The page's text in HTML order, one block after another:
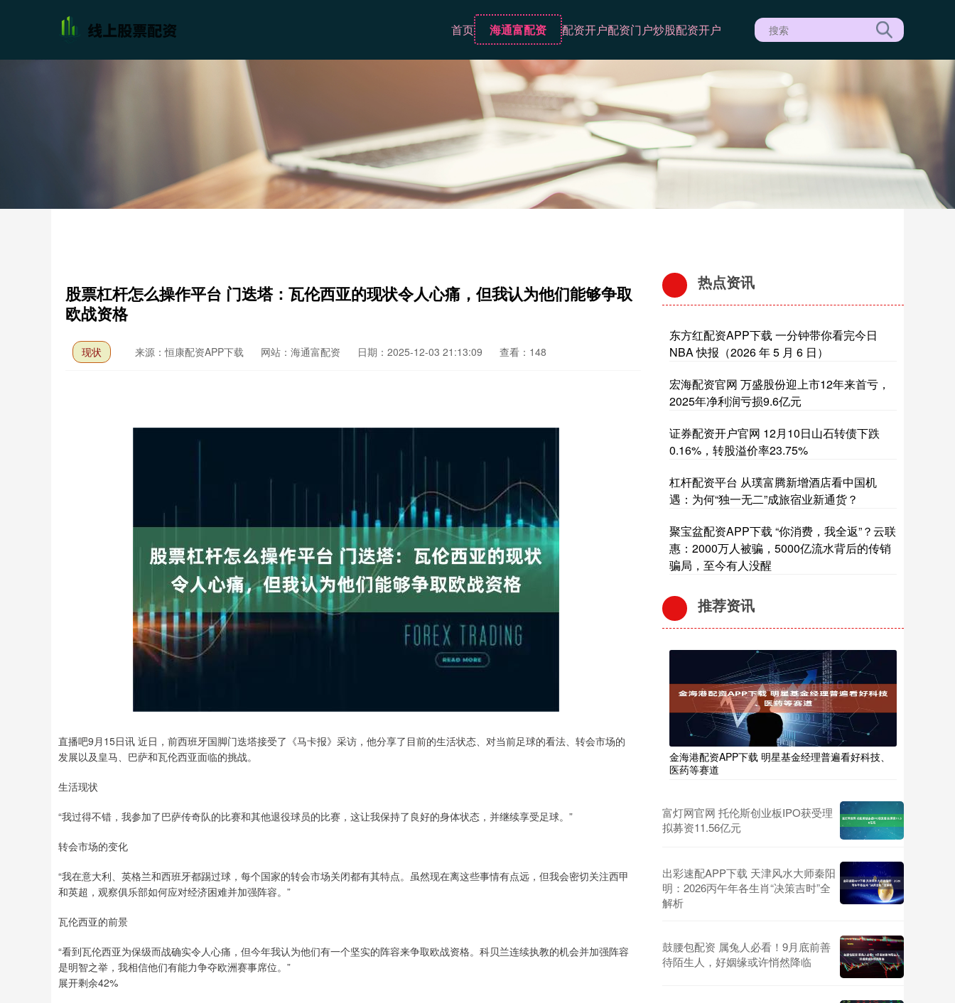
首页 海通富配资 配资开户配资门户炒股配资开户
股票杠杆怎么操作平台 门迭塔：瓦伦西亚的现状令人心痛，但我认为他们能够争取
欧战资格
现状 来源：恒康配资APP下载 网站：海通富配资 日期：2025-12-03 21:13:09 查看：148
直播吧9月15日讯 近日，前西班牙国脚门迭塔接受了《马卡报》采访，他分享了目前的生活状态、对当前足球的看法、转会市场的
发展以及皇马、巴萨和瓦伦西亚面临的挑战。
生活现状
“我过得不错，我参加了巴萨传奇队的比赛和其他退役球员的比赛，这让我保持了良好的身体状态，并继续享受足球。”
转会市场的变化
“我在意大利、英格兰和西班牙都踢过球，每个国家的转会市场关闭都有其特点。虽然现在离这些事情有点远，但我会密切关注西甲
和英超，观察俱乐部如何应对经济困难并加强阵容。”
瓦伦西亚的前景
“看到瓦伦西亚为保级而战确实令人心痛，但今年我认为他们有一个坚实的阵容来争取欧战资格。科贝兰连续执教的机会并加强阵容
是明智之举，我相信他们有能力争夺欧洲赛事席位。”
展开剩余42%
热点资讯
东方红配资APP下载 一分钟带你看完今日
NBA 快报（2026 年 5 月 6 日）
宏海配资官网 万盛股份迎上市12年来首亏，
2025年净利润亏损9.6亿元
证券配资开户官网 12月10日山石转债下跌
0.16%，转股溢价率23.75%
杠杆配资平台 从璞富腾新增酒店看中国机
遇：为何“独一无二”成旅宿业新通货？
聚宝盆配资APP下载 “你消费，我全返”？云联
惠：2000万人被骗，5000亿流水背后的传销
骗局，至今有人没醒
推荐资讯
金海港配资APP下载 明星基金经理普遍看好科技、
医药等赛道
富灯网官网 托伦斯创业板IPO获受理
拟募资11.56亿元
出彩速配APP下载 天津风水大师秦阳
明：2026丙午年各生肖“决策吉时”全
解析
鼓腰包配资 属兔人必看！9月底前善
待陌生人，好姻缘或许悄然降临